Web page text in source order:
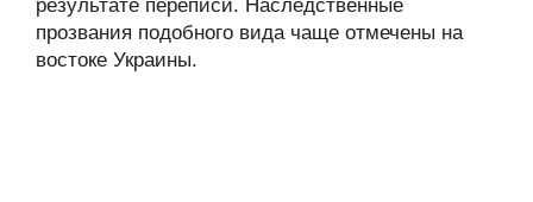
результате переписи. Наследственные
прозвания подобного вида чаще отмечены на
востоке Украины.